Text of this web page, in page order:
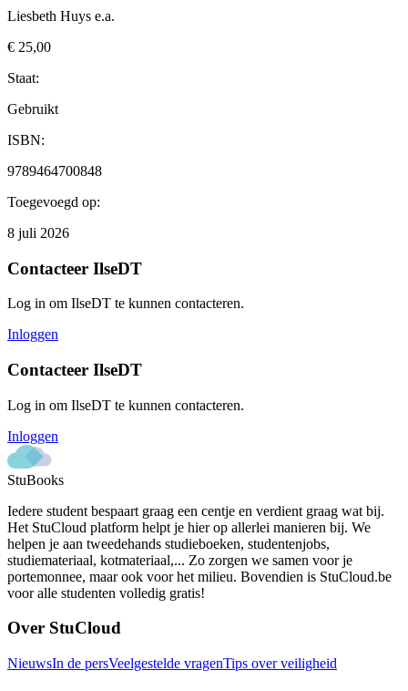
Liesbeth Huys e.a.
€ 25,00
Staat:
Gebruikt
ISBN:
9789464700848
Toegevoegd op:
8 juli 2026
Contacteer IlseDT
Log in om IlseDT te kunnen contacteren.
Inloggen
Contacteer IlseDT
Log in om IlseDT te kunnen contacteren.
Inloggen
StuBooks
Iedere student bespaart graag een centje en verdient graag wat bij.
Het StuCloud platform helpt je hier op allerlei manieren bij. We
helpen je aan tweedehands studieboeken, studentenjobs,
studiemateriaal, kotmateriaal,... Zo zorgen we samen voor je
portemonnee, maar ook voor het milieu. Bovendien is StuCloud.be
voor alle studenten volledig gratis!
Over StuCloud
NieuwsIn de persVeelgestelde vragenTips over veiligheid